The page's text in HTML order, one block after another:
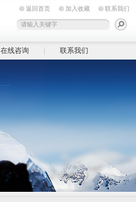
返回首页 加入收藏 联系我们
在线咨询 联系我们